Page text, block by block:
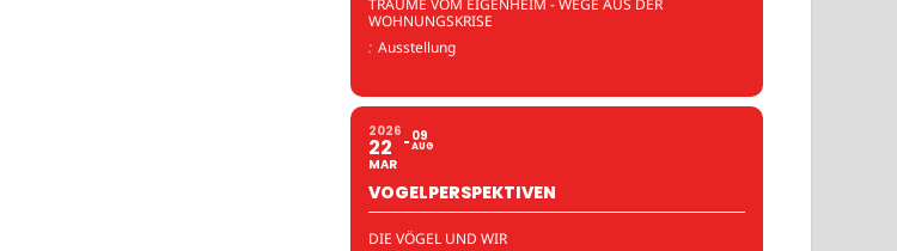
TRÄUME VOM EIGENHEIM - WEGE AUS DER
WOHNUNGSKRISE
: Ausstellung
2026
22
MAR
09
AUG
VOGELPERSPEKTIVEN
DIE VÖGEL UND WIR